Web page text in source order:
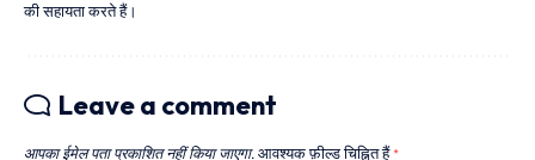
की सहायता करते हैं।
Leave a comment
आपका ईमेल पता प्रकाशित नहीं किया जाएगा. आवश्यक फ़ील्ड चिह्नित हैं *